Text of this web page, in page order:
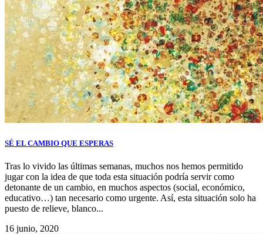
SÉ EL CAMBIO QUE ESPERAS
Tras lo vivido las últimas semanas, muchos nos hemos permitido
jugar con la idea de que toda esta situación podría servir como
detonante de un cambio, en muchos aspectos (social, económico,
educativo…) tan necesario como urgente. Así, esta situación solo ha
puesto de relieve, blanco...
16 junio, 2020